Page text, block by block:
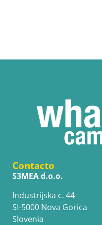
Contacto
S3MEA d.o.o.
Industrijska c. 44
SI-5000 Nova Gorica
Slovenia